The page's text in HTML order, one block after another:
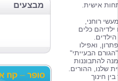
מבצעים
אישית.
רוחני,
כלים
ואפילו
הבעייתי"
להתבוננות
שלנו, ההורים.
חינוך